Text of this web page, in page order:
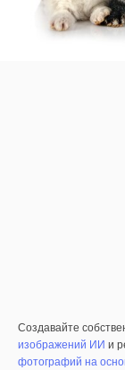
Создавайте
изображений ИИ и
фотографий на